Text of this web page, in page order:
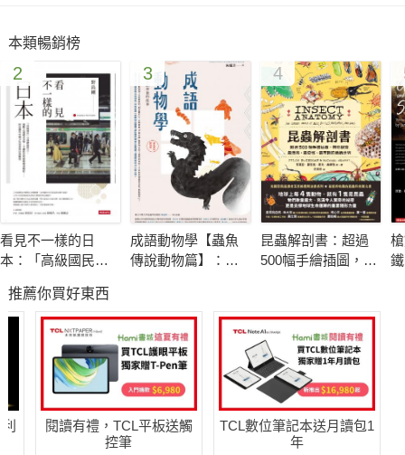
第三章「節肢動物——趣味篇」通過豐富的圖片和生動的敘述，
介紹了一些奇妙的節肢動物，例如美麗的蝴蝶、神秘的螳螂和獨
特的蜘蛛等。透過這些生動的節肢動物形象，讓讀者更好地瞭解
它們的生活方式和特點。
第四章「保護動物就是保護人類自己——人類和節肢動物」強調
了人類和節肢動物之間的重要聯繫。本章通過介紹節肢動物對人
類生活的貢獻和節肢動物所面臨的生存挑戰，引發了讀者對於保
本書向讀者展現了節肢動物的多樣性和奇妙之處，讓讀者對這個
生物群體有更深入的認識和瞭解。
本書不僅適合對生命科學感興趣的讀者閱讀，也適合希望瞭解自
然環境和生態保育的人們閱讀。透過本書的閱讀，讀者可以更好
地認識節肢動物，也可以獲得對自然環境保護的更深入的認識和
本類暢銷榜
2
看見不一樣的日
本：「高級國民」
勝之道講求美學，
不讓座是怕被嗆聲
或婉拒……野島剛
的46種文化思索與
社會觀察
3
成語動物學【蟲魚
傳說動物篇】：閱
4
昆蟲解剖書：超過
500幅手繪插圖，帶
蟲世界
推薦你買好東西
閱讀有禮，TCL平板送觸
控筆
TCL數位筆記本送月讀包1
年